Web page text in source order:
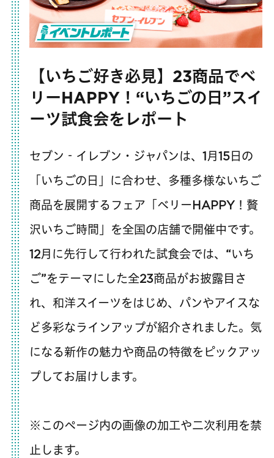
【いちご好き必見】23商品でベ
リーHAPPY！“いちごの日”スイ
ーツ試食会をレポート
セブン‐イレブン・ジャパンは、1月15日の
「いちごの日」に合わせ、多種多様ないちご
商品を展開するフェア「ベリーHAPPY！贅
沢いちご時間」を全国の店舗で開催中です。
12月に先行して行われた試食会では、“いち
ご”をテーマにした全23商品がお披露目さ
れ、和洋スイーツをはじめ、パンやアイスな
ど多彩なラインアップが紹介されました。気
になる新作の魅力や商品の特徴をピックアッ
プしてお届けします。
※このページ内の画像の加工や二次利用を禁
止します。